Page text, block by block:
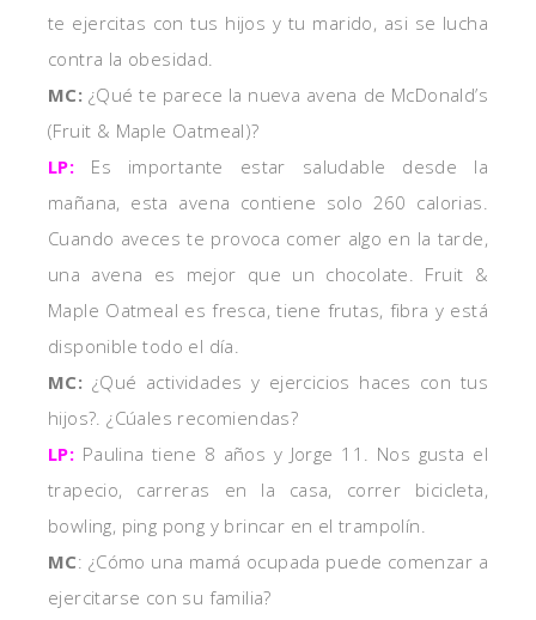
te ejercitas con tus hijos y tu marido, asi se lucha
contra la obesidad.
MC: ¿Qué te parece la nueva avena de McDonald’s
(Fruit & Maple Oatmeal)?
LP: Es importante estar saludable desde la
mañana, esta avena contiene solo 260 calorias.
Cuando aveces te provoca comer algo en la tarde,
una avena es mejor que un chocolate. Fruit &
Maple Oatmeal es fresca, tiene frutas, fibra y está
disponible todo el día.
MC: ¿Qué actividades y ejercicios haces con tus
hijos?. ¿Cúales recomiendas?
LP: Paulina tiene 8 años y Jorge 11. Nos gusta el
trapecio, carreras en la casa, correr bicicleta,
bowling, ping pong y brincar en el trampolín.
MC: ¿Cómo una mamá ocupada puede comenzar a
ejercitarse con su familia?